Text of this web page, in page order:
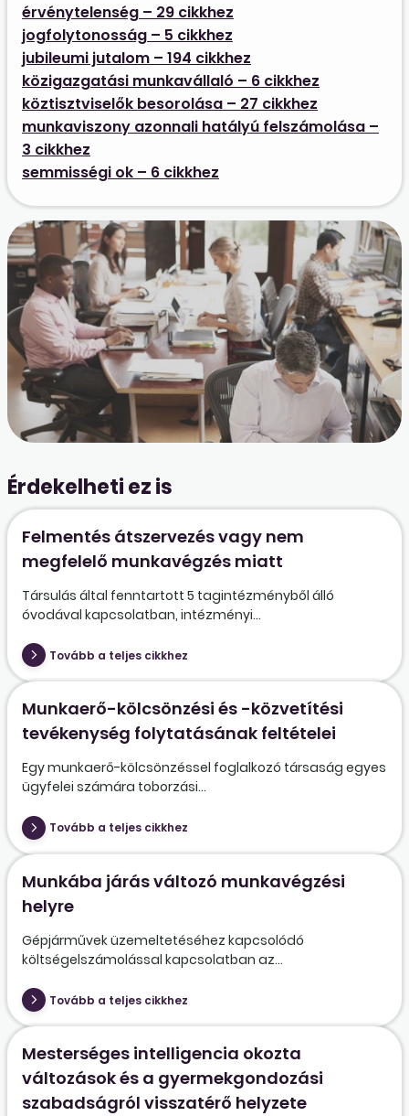
érvénytelenség – 29 cikkhez
jogfolytonosság – 5 cikkhez
jubileumi jutalom – 194 cikkhez
közigazgatási munkavállaló – 6 cikkhez
köztisztviselők besorolása – 27 cikkhez
munkaviszony azonnali hatályú felszámolása –
3 cikkhez
semmisségi ok – 6 cikkhez
Érdekelheti ez is
Felmentés átszervezés vagy nem
megfelelő munkavégzés miatt
Társulás által fenntartott 5 tagintézményből álló
óvodával kapcsolatban, intézményi...
Tovább a teljes cikkhez
Munkaerő-kölcsönzési és -közvetítési
tevékenység folytatásának feltételei
Egy munkaerő-kölcsönzéssel foglalkozó társaság egyes
ügyfelei számára toborzási...
Tovább a teljes cikkhez
Munkába járás változó munkavégzési
helyre
Gépjárművek üzemeltetéséhez kapcsolódó
költségelszámolással kapcsolatban az...
Tovább a teljes cikkhez
Mesterséges intelligencia okozta
változások és a gyermekgondozási
szabadságról visszatérő helyzete